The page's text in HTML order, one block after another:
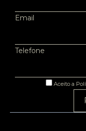
Email
Telefone
Aceito a